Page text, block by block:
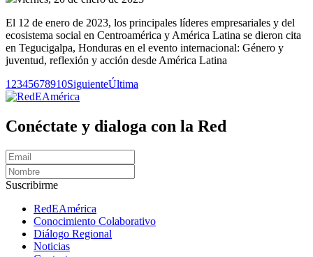
El 12 de enero de 2023, los principales líderes empresariales y del
ecosistema social en Centroamérica y América Latina se dieron cita
en Tegucigalpa, Honduras en el evento internacional: Género y
juventud, reflexión y acción desde América Latina
1 2345678910SiguienteÚltima
Conéctate y dialoga con la Red
Suscribirme
RedEAmérica
Conocimiento Colaborativo
Diálogo Regional
Noticias